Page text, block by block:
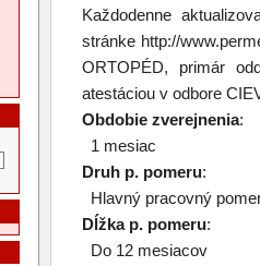
Každodenne
stránke http://
ORTOPÉD, primár
atestáciou v odbore
Obdobie zverejnenia:
1 mesiac
Druh p. pomeru:
Hlavný pracovný
Dĺžka p. pomeru:
Do 12 mesiacov